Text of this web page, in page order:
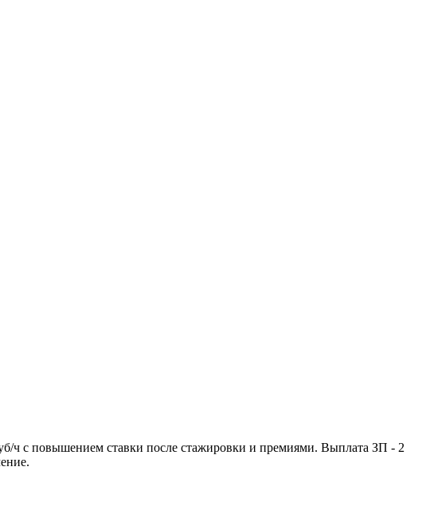
ч с повышением ставки после стажировки и премиями. Выплата ЗП - 2